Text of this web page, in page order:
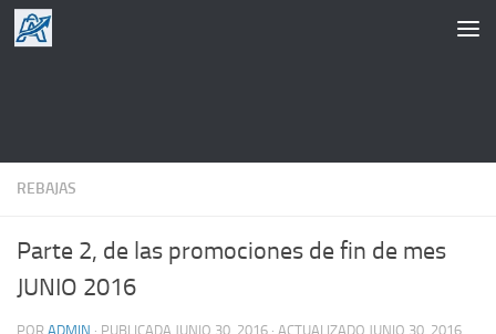
Saltar al contenido
REBAJAS
Parte 2, de las promociones de fin de mes
JUNIO 2016
POR ADMIN · PUBLICADA JUNIO 30, 2016 · ACTUALIZADO JUNIO 30, 2016